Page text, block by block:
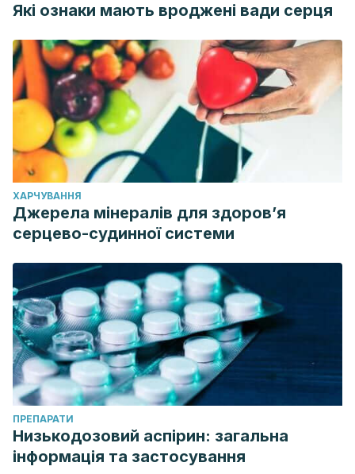
Які ознаки мають вроджені вади серця
ХАРЧУВАННЯ
Джерела мінералів для здоров’я
серцево-судинної системи
ПРЕПАРАТИ
Низькодозовий аспірин: загальна
інформація та застосування